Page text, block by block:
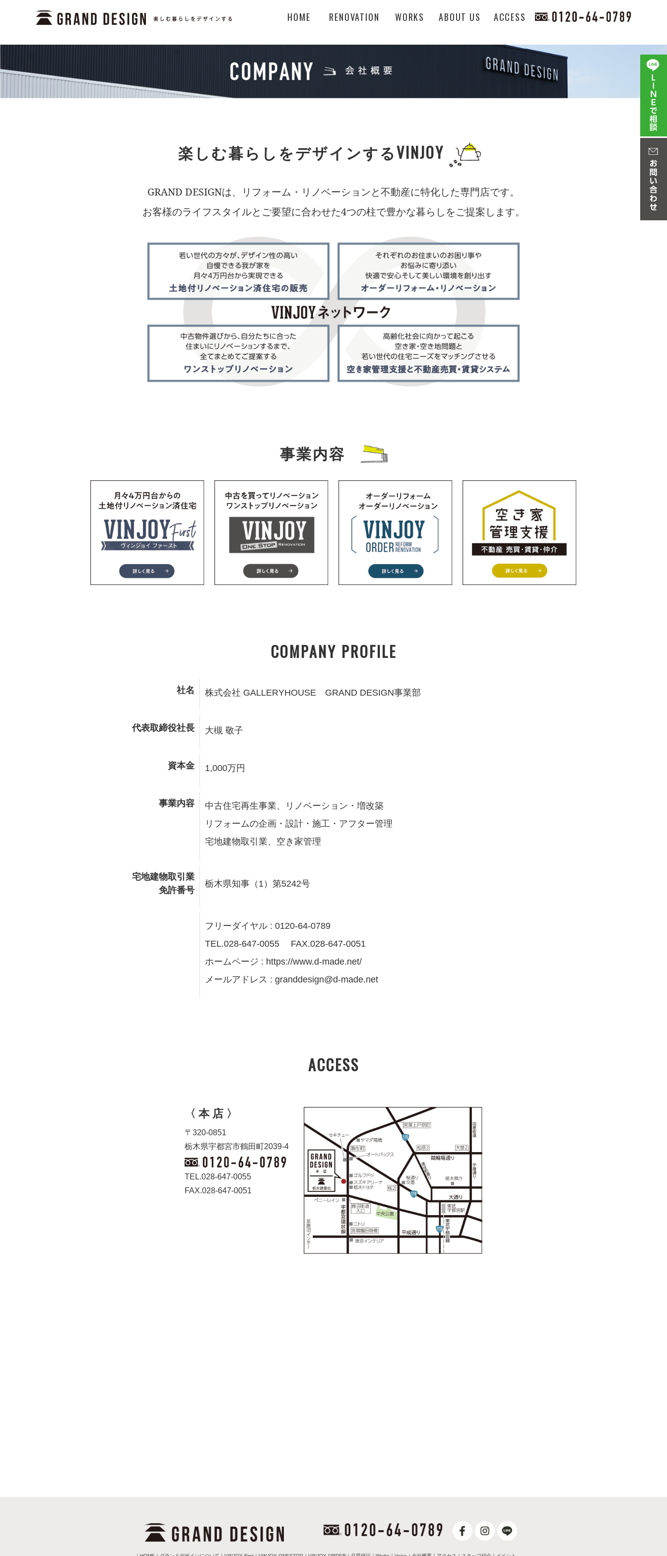
HOME RENOVATION WORKS ABOUT US ACCESS
楽しむ暮らしをデザインするVINJOY
GRAND DESIGNは、リフォーム・リノベーションと不動産に特化した専門店です。
お客様のライフスタイルとご要望に合わせた4つの柱で豊かな暮らしをご提案します。
事業内容
COMPANY PROFILE
社名 株式会社 GALLERYHOUSE GRAND DESIGN事業部
代表取締役社長 大槻 敬子
資本金 1,000万円
事業内容
中古住宅再生事業、リノベーション・増改築
リフォームの企画・設計・施工・アフター管理
宅地建物取引業、空き家管理
宅地建物取引業
免許番号
栃木県知事（1）第5242号
フリーダイヤル : 0120-64-0789
TEL.028-647-0055 FAX.028-647-0051
ホームページ : https://www.d-made.net/
メールアドレス : granddesign@d-made.net
ACCESS
〈 本 店 〉
〒320-0851
栃木県宇都宮市鶴田町2039-4
TEL.028-647-0055
FAX.028-647-0051